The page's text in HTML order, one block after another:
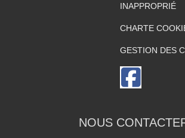
INAPPROPRIÉ
CHARTE
GESTION DES
NOUS